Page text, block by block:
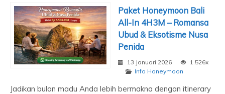
Paket Honeymoon Bali
All-In 4H3M – Romansa
Ubud & Eksotisme Nusa
Penida
13 Januari 2026
1.526x
Info Honeymoon
Jadikan bulan madu Anda lebih bermakna dengan itinerary